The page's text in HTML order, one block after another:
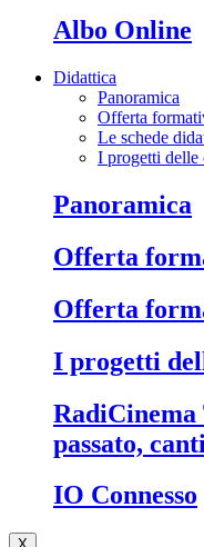
Albo Online
Didattica
Panoramica
Offerta
Le schede
I progetti delle
Panoramica
Offerta
Offerta
I progetti
RadiCinema
passato,
IO Connesso